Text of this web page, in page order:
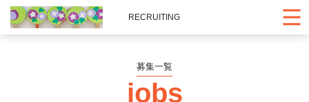
RECRUITING
募集一覧
jobs